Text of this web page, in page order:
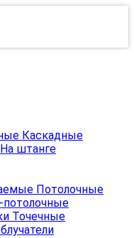
Каскадные
На штанге
Потолочные
потолочные
Точечные